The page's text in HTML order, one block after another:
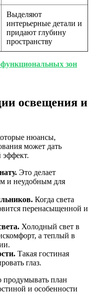
Выделяют
интерьерные детали и
придают глубину
пространству
зон
освещения и
нюансы,
может дать
Это делает
и неудобным для
Когда света
перенасыщенной и
Холодный свет в
а теплый в
Такая гостиная
глаз.
продумывать план
и особенности